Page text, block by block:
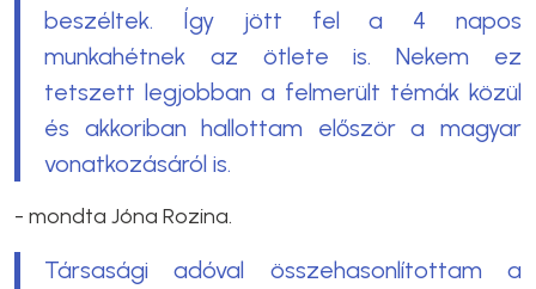
beszéltek. Így jött fel a 4 napos
munkahétnek az ötlete is. Nekem ez
tetszett legjobban a felmerült témák közül
és akkoriban hallottam először a magyar
vonatkozásáról is.
- mondta Jóna Rozina.
Társasági adóval összehasonlítottam a